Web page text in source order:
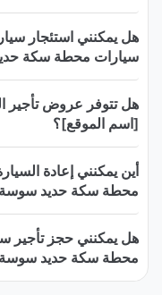
هل يمكنني استئجار
سيارات محطة سكة
هل تتوفر عروض تأجير
[اسم الموقع]؟
أين يمكنني إعادة
محطة سكة حديد
هل يمكنني حجز تأجير
محطة سكة حديد سوسة